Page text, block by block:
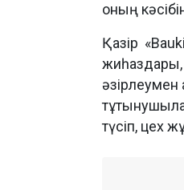
оның
Қазір
жиһаздары,
әзірлеумен
түсіп, цех